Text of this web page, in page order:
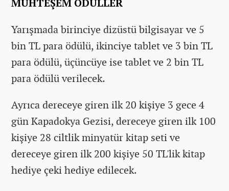
Yarışmada birinciye dizüstü bilgisayar ve 5
bin TL para ödülü, ikinciye tablet ve 3 bin TL
para ödülü, üçüncüye ise tablet ve 2 bin TL
para ödülü verilecek.
Ayrıca dereceye giren ilk 20 kişiye 3 gece 4
gün Kapadokya Gezisi, dereceye giren ilk 100
kişiye 28 ciltlik minyatür kitap seti ve
dereceye giren ilk 200 kişiye 50 TL'lik kitap
hediye çeki hediye edilecek.